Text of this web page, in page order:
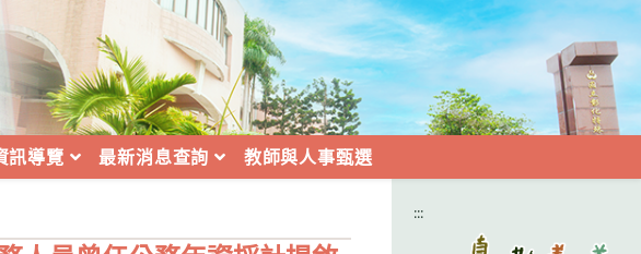
訊導覽 最新消息查詢 教師與人事甄選
:::